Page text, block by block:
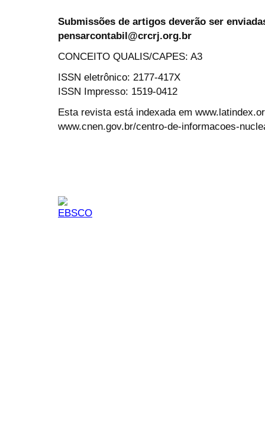
Submissões de artigos deverão ser
pensarcontabil@crcrj.org.br
CONCEITO QUALIS/CAPES: A3
ISSN eletrônico: 2177-417X
ISSN Impresso: 1519-0412
Esta revista está indexada em
www.cnen.gov.br/centro-de-informacoes-